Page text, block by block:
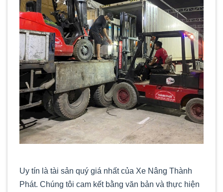
Uy tín là tài sản quý giá nhất của Xe Nâng Thành
Phát. Chúng tôi cam kết bằng văn bản và thực hiện